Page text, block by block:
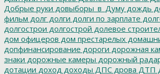
Добрые руки довыборы_в_Думу дождь
фильм долг долги долги по зарплате
долгострои долгострой долевое
дом офицеров дом престарелых
допфинансирование дороги дорожная
знаки дорожные камеры дорожный
дотации доход доходы ДПС дрова ДТП